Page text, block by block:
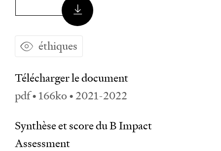
éthiques
Télécharger le document
pdf • 166ko • 2021-2022
Synthèse et score du B Impact
Assessment